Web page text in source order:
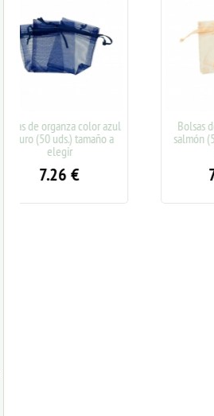
Bolsas de organza color
salmón (50 uds.) tamaño a